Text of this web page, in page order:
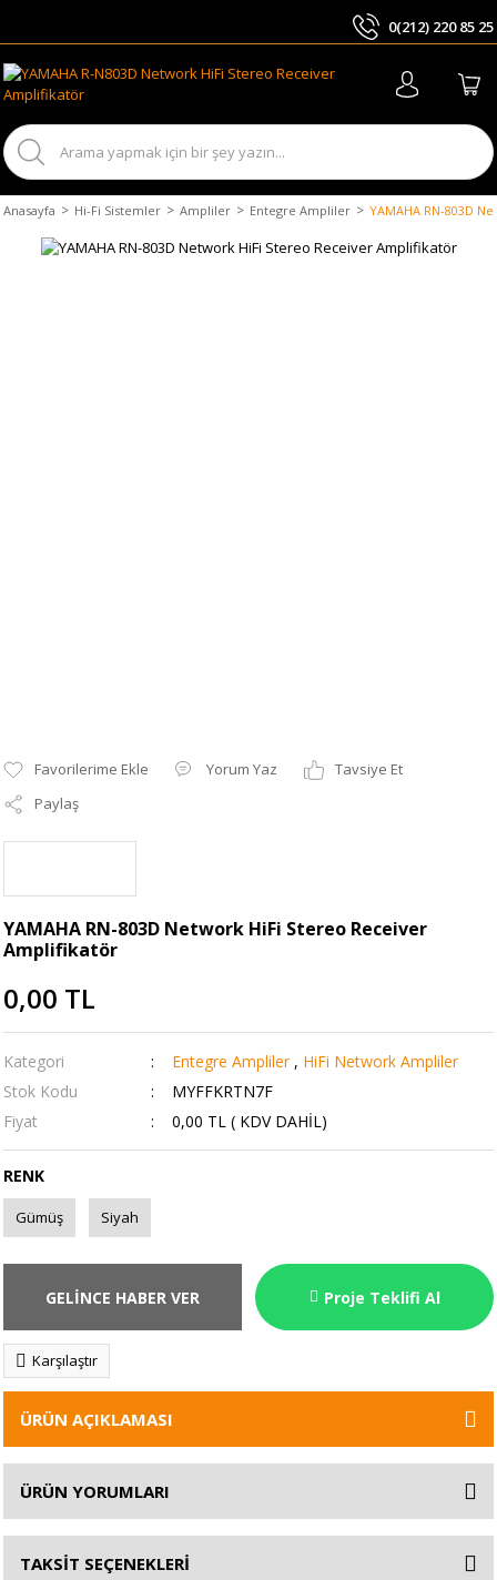
0(212) 220 85 25
Anasayfa Hi-Fi Sistemler Ampliler Entegre Ampliler YAMAHA RN-803D
Yorum Yaz
Tavsiye Et
Paylaş
YAMAHA RN-803D Network HiFi Stereo Receiver
Amplifikatör
0,00 TL
Kategori Entegre Ampliler , HiFi Network Ampliler
Stok Kodu
MYFFKRTN7F
Fiyat
0,00 TL ( KDV DAHİL)
RENK
Gümüş Siyah
GELİNCE HABER VER Proje Teklifi Al
Karşılaştır
ÜRÜN AÇIKLAMASI
ÜRÜN YORUMLARI
TAKSİT SEÇENEKLERİ